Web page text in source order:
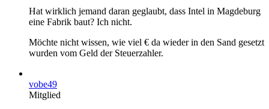
Hat wirklich jemand daran geglaubt, dass Intel in Magdeburg
eine Fabrik baut? Ich nicht.
Möchte nicht wissen, wie viel € da wieder in den Sand gesetzt
wurden vom Geld der Steuerzahler.
vobe49
Mitglied